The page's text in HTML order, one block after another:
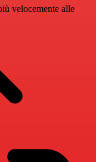
velocemente alle